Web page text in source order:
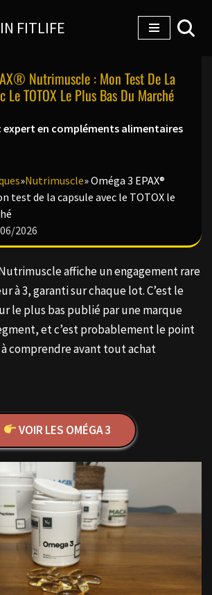
FITLIFE
Nutrimuscle : Mon Test De La
Le TOTOX Le Plus Bas Du Marché
expert en compléments alimentaires
»Nutrimuscle»Oméga 3 EPAX®
test de la capsule avec le TOTOX le
2026
Nutrimuscle affiche un engagement rare
à 3, garanti sur chaque lot. C’est le
le plus bas publié par une marque
et c’est probablement le point
comprendre avant tout achat
VOIR LES OMÉGA 3